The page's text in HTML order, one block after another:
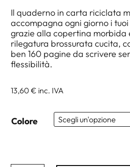
Il quaderno in carta riciclata
accompagna ogni giorno i
grazie alla copertina morbida
rilegatura brossurata cucita,
ben 160 pagine da scrivere
flessibilità.
13,60 € inc. IVA
Colore